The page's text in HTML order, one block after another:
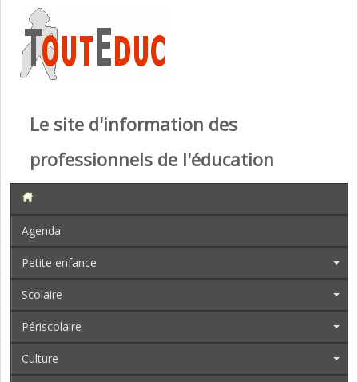
Le site d'information des
professionnels de l'éducation
Agenda
Petite enfance
Scolaire
Périscolaire
Culture